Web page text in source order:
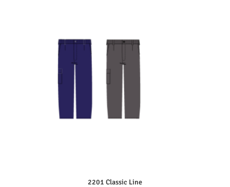
2201 Classic Line